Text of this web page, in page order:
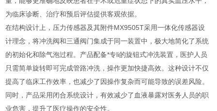
为临床诊断、治疗和预后评估提供客观依据。
在结构设计上，压力传感器及其附件MX9505T采用一体化传感器设
计理念，将冲洗阀和三通阀门集成于同一装置中，极大地简化了系统
的初始化和除气泡过程。产品配备*专li的旋钮式冲洗装置，医护人员
只需简单旋转即可完成管路冲洗，操作更加快捷高效。这种设计不仅
提高了临床工作效率，也减少了因操作复杂而可能导致的误差风险。
同时，产品采用闭合系统设计，有效减少了血液暴露对医务人员的职
业危害，提升了医疗操作的安全性。